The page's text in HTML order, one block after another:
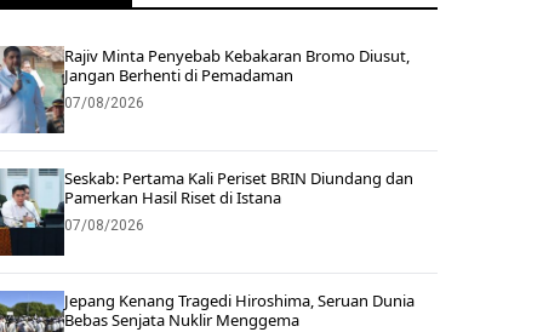
Rajiv Minta Penyebab Kebakaran Bromo Diusut,
Jangan Berhenti di Pemadaman
07/08/2026
Seskab: Pertama Kali Periset BRIN Diundang dan
Pamerkan Hasil Riset di Istana
07/08/2026
Jepang Kenang Tragedi Hiroshima, Seruan Dunia
Bebas Senjata Nuklir Menggema